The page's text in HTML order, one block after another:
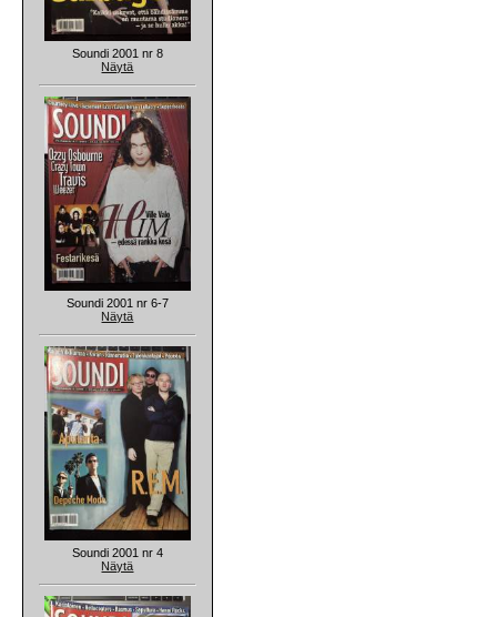
Soundi 2001 nr 8
Näytä
Soundi 2001 nr 6-7
Näytä
Soundi 2001 nr 4
Näytä